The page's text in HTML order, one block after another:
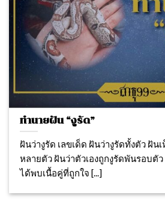
ทำนายฝัน “งูรัด”
ฝันว่างูรัด เลขเด็ด ฝันว่างูรัดทั้งตัว ฝัน
หลายตัว ฝันว่าตัวเองถูกงูรัดพันรอบตั
ได้พบเนื้อคู่ที่ถูกใจ [...]